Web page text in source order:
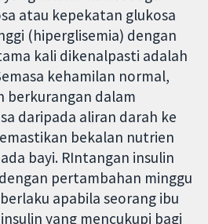
atau kepekatan glukosa
(hiperglisemia) dengan
kali dikenalpasti adalah
kehamilan normal,
berkurangan dalam
daripada aliran darah ke
bekalan nutrien
bayi. RIntangan insulin
pertambahan minggu
apabila seorang ibu
yang mencukupi bagi